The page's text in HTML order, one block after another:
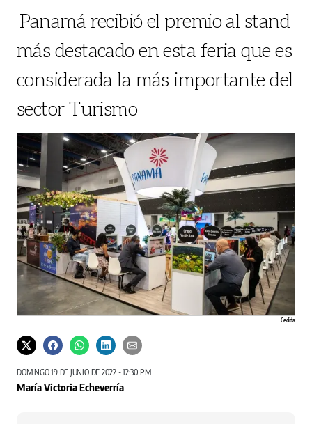
Panamá recibió el premio al stand
más destacado en esta feria que es
considerada la más importante del
sector Turismo
Cedida
DOMINGO 19 DE JUNIO DE 2022 - 12:30 PM
María Victoria Echeverría